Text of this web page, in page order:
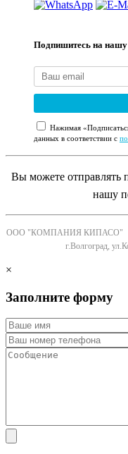
Подпишитесь на
Нажимая
данных в соответствии с
Вы можете отправлять
нашу
ООО "КОМПАНИЯ КИПАСО"
г.Волгоград,
×
Заполните форму